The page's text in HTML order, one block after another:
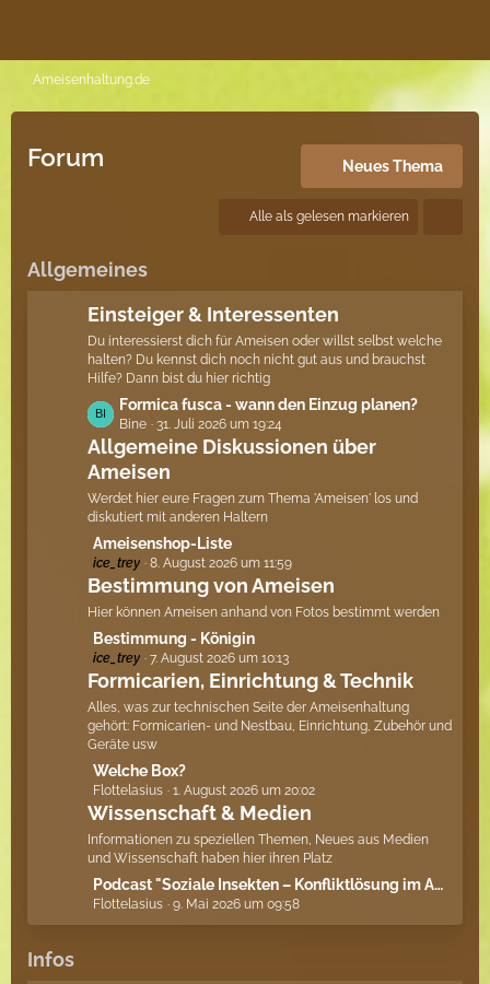
Ameisenhaltung.de
Forum Neues Thema
Alle als gelesen markieren
Allgemeines
Einsteiger & Interessenten
Du interessierst dich für Ameisen oder willst selbst welche
halten? Du kennst dich noch nicht gut aus und brauchst
Hilfe? Dann bist du hier richtig
L
e
t
z
t
e
B
e
i
ä
g
e
Formica fusca - wann den Einzug planen?
Bine 31. Juli 2026 um 19:24
Allgemeine Diskussionen über
Ameisen
Werdet hier eure Fragen zum Thema 'Ameisen' los und
diskutiert mit anderen Haltern
L
e
t
z
e
B
t
ä
g
Ameisenshop-Liste
ice_trey 8. August 2026 um 11:59
Bestimmung von Ameisen
Hier können Ameisen anhand von Fotos bestimmt werden
e
t
z
t
e
B
e
i
t
r
ä
g
e
Bestimmung - Königin
ice_trey 7. August 2026 um 10:13
Formicarien, Einrichtung & Technik
Alles, was zur technischen Seite der Ameisenhaltung
gehört: Formicarien- und Nestbau, Einrichtung, Zubehör und
Geräte usw
L
e
t
z
t
e
B
e
Welche Box?
Flottelasius 1. August 2026 um 20:02
Wissenschaft & Medien
Informationen zu speziellen Themen, Neues aus Medien
und Wissenschaft haben hier ihren Platz
e
t
Podcast "Soziale Insekten – Konfliktlösung im Ameisenstaat"
Flottelasius 9. Mai 2026 um 09:58
Infos